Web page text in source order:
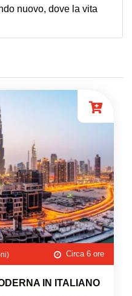
nuovo, dove la vita
Circa 6 ore
IN ITALIANO